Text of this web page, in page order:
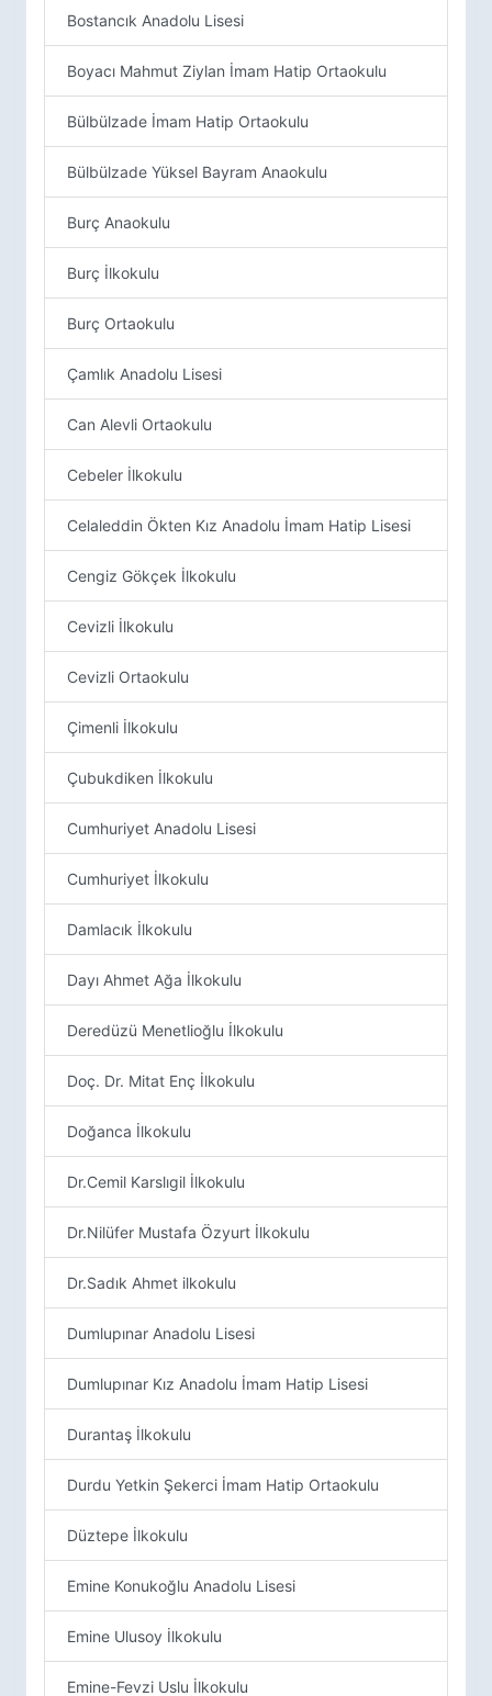
Bostancık Anadolu Lisesi
Boyacı Mahmut Ziylan İmam Hatip Ortaokulu
Bülbülzade İmam Hatip Ortaokulu
Bülbülzade Yüksel Bayram Anaokulu
Burç Anaokulu
Burç İlkokulu
Burç Ortaokulu
Çamlık Anadolu Lisesi
Can Alevli Ortaokulu
Cebeler İlkokulu
Celaleddin Ökten Kız Anadolu İmam Hatip Lisesi
Cengiz Gökçek İlkokulu
Cevizli İlkokulu
Cevizli Ortaokulu
Çimenli İlkokulu
Çubukdiken İlkokulu
Cumhuriyet Anadolu Lisesi
Cumhuriyet İlkokulu
Damlacık İlkokulu
Dayı Ahmet Ağa İlkokulu
Deredüzü Menetlioğlu İlkokulu
Doç. Dr. Mitat Enç İlkokulu
Doğanca İlkokulu
Dr.Cemil Karslıgil İlkokulu
Dr.Nilüfer Mustafa Özyurt İlkokulu
Dr.Sadık Ahmet ilkokulu
Dumlupınar Anadolu Lisesi
Dumlupınar Kız Anadolu İmam Hatip Lisesi
Durantaş İlkokulu
Durdu Yetkin Şekerci İmam Hatip Ortaokulu
Düztepe İlkokulu
Emine Konukoğlu Anadolu Lisesi
Emine Ulusoy İlkokulu
Emine-Fevzi Uslu İlkokulu